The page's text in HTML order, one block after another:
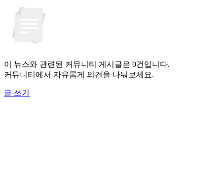
이 뉴스와 관련된 커뮤니티 게시글은 0건입니다.
커뮤니티에서 자유롭게 의견을 나눠보세요.
글 쓰기